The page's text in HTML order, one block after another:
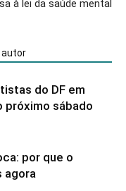
à lei da saúde mental
autor
do DF em
próximo sábado
por que o
agora